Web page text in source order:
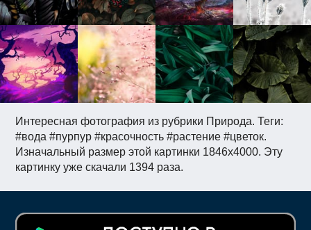
Интересная фотография из рубрики Природа. Теги:
#вода #пурпур #красочность #растение #цветок.
Изначальный размер этой картинки 1846x4000. Эту
картинку уже скачали 1394 раза.